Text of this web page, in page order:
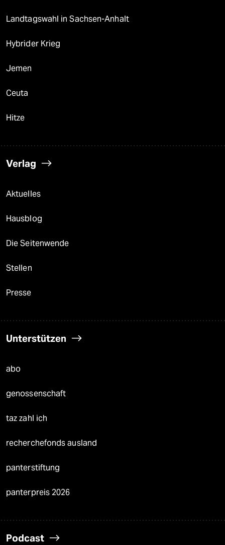
Landtagswahl in Sachsen-Anhalt
Hybrider Krieg
Jemen
Ceuta
Hitze
Verlag
Aktuelles
Hausblog
Die Seitenwende
Stellen
Presse
Unterstützen
abo
genossenschaft
taz zahl ich
recherchefonds ausland
panterstiftung
panterpreis 2026
Podcast